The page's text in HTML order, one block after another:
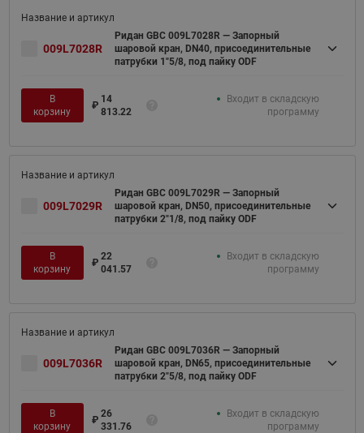
009L7028R
Ридан GBC 009L7028R — Запорный
шаровой кран, DN40, присоединительные
патрубки 1"5/8, под пайку ODF
В
корзину
₽
14
813.22
Входит в складскую
программу
009L7029R
Ридан GBC 009L7029R — Запорный
шаровой кран, DN50, присоединительные
патрубки 2"1/8, под пайку ODF
В
корзину
₽
22
041.57
Входит в складскую
программу
009L7036R
Ридан GBC 009L7036R — Запорный
шаровой кран, DN65, присоединительные
патрубки 2"5/8, под пайку ODF
В
корзину
₽
26
331.76
Входит в складскую
программу